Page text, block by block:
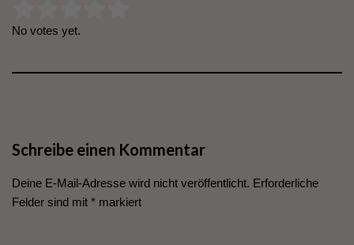
No votes yet.
Schreibe einen Kommentar
Deine E-Mail-Adresse wird nicht veröffentlicht. Erforderliche
Felder sind mit * markiert